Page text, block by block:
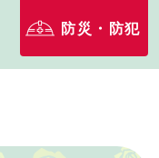
防災・防犯